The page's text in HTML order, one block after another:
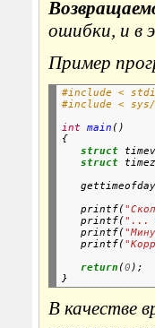
ошибки, и в
Пример
#include <
#include <
int
main ()
{
struct
struct
   printf(
   printf(
"... и
   printf(
   printf(
return (0);
В качестве